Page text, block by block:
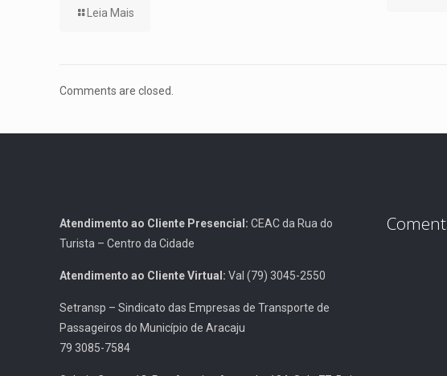
Leia Mais
Comments are closed.
Atendimento ao Cliente Presencial: CEAC da Rua do
Turista – Centro da Cidade
Atendimento ao Cliente Virtual: Val (79) 3045-2550
Setransp – Sindicato das Empresas de Transporte de
Passageiros do Município de Aracaju
79 3085-7584